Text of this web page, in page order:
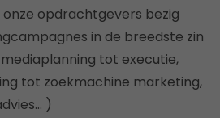
onze opdrachtgevers bezig
in de breedste zin
tot executie,
tot zoekmachine marketing,
)